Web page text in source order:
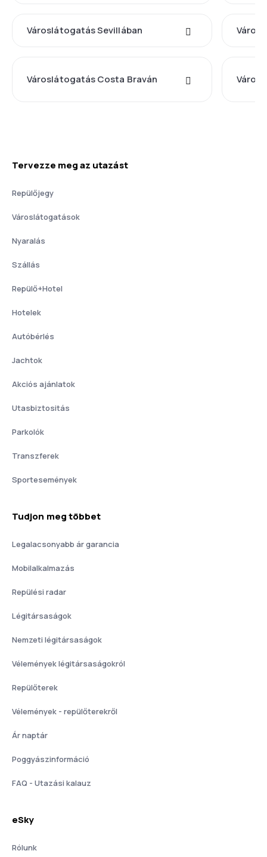
Városlátogatás Sevillában
Városlátogatás Costa Braván
Tervezze meg az utazást
Repülőjegy
Városlátogatások
Nyaralás
Szállás
Repülő+Hotel
Hotelek
Autóbérlés
Jachtok
Akciós ajánlatok
Utasbiztositás
Parkolók
Transzferek
Sportesemények
Tudjon meg többet
Legalacsonyabb ár garancia
Mobilalkalmazás
Repülési radar
Légitársaságok
Nemzeti légitársaságok
Vélemények légitársaságokról
Repülőterek
Vélemények - repülőterekről
Ár naptár
Poggyászinformáció
FAQ - Utazási kalauz
eSky
Rólunk